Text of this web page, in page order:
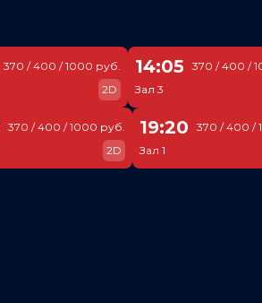
370 / 400 / 1000 руб.
2D
14:05
Зал 3
370 / 400 /
370 / 400 / 1000 руб.
2D
19:20
Зал 1
370 / 400 /